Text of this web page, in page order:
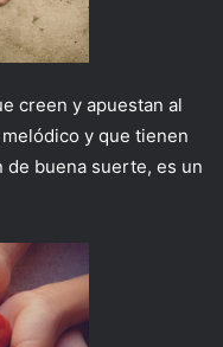
creen y apuestan al
y que tienen
buena suerte, es un